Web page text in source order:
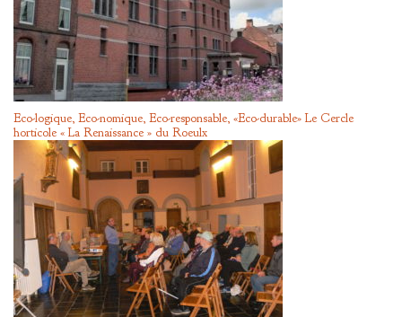
Eco-logique, Eco-nomique, Eco-responsable, «Eco-durable» Le Cercle
horticole « La Renaissance » du Roeulx